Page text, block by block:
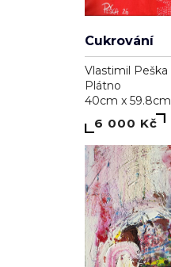
Cukrování
Vlastimil Peška
Plátno
40cm x 59.8cm
6 000 Kč